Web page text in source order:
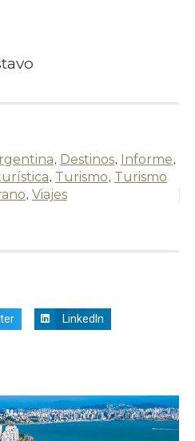
, Destinos, Informe,
, Turismo, Turismo
, Viajes
LinkedIn